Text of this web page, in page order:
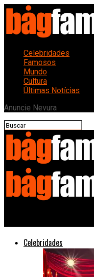
Celebridades
Famosos
Mundo
Cultura
Últimas Notícias
Anuncie Nevura
Celebridades